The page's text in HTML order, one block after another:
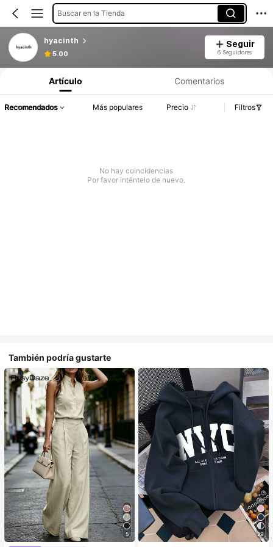
Buscar en la Tienda
hyacinth
5.00
Seguir
6 Seguidores
Artículo Comentarios
Recomendados Más populares Precio Filtros
No hay coincidencias
Por favor inténtelo de nuevo.
También podría gustarte
5 29